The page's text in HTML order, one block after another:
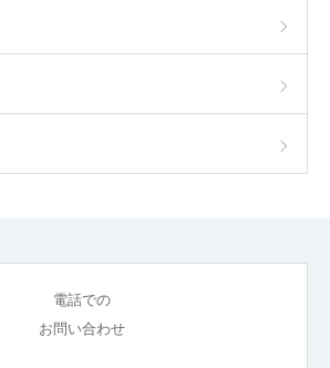
電話での
お問い合わせ